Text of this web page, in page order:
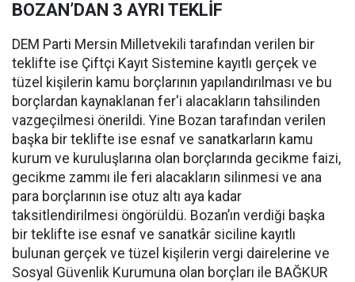
BOZAN’DAN 3 AYRI TEKLİF
DEM Parti Mersin Milletvekili tarafından verilen bir
teklifte ise Çiftçi Kayıt Sistemine kayıtlı gerçek ve
tüzel kişilerin kamu borçlarının yapılandırılması ve bu
borçlardan kaynaklanan fer'i alacakların tahsilinden
vazgeçilmesi önerildi. Yine Bozan tarafından verilen
başka bir teklifte ise esnaf ve sanatkarların kamu
kurum ve kuruluşlarına olan borçlarında gecikme faizi,
gecikme zammı ile feri alacakların silinmesi ve ana
para borçlarının ise otuz altı aya kadar
taksitlendirilmesi öngörüldü. Bozan’ın verdiği başka
bir teklifte ise esnaf ve sanatkâr siciline kayıtlı
bulunan gerçek ve tüzel kişilerin vergi dairelerine ve
Sosyal Güvenlik Kurumuna olan borçları ile BAĞKUR